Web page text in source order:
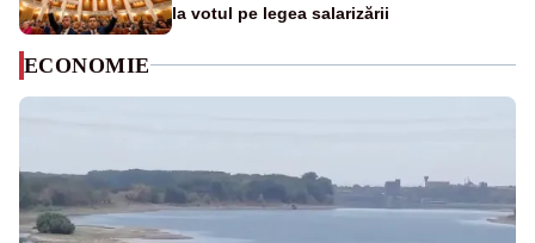
la votul pe legea salarizării
ECONOMIE